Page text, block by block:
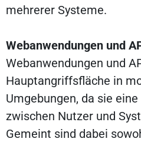
mehrerer Systeme.
Webanwendungen und
Webanwendungen und
Hauptangriffsfläche in
Umgebungen, da sie
zwischen Nutzer und
Gemeint sind dabei